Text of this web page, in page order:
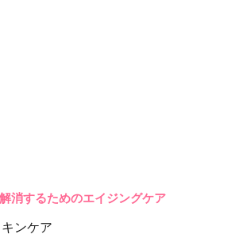
消するためのエイジングケア
ンケア